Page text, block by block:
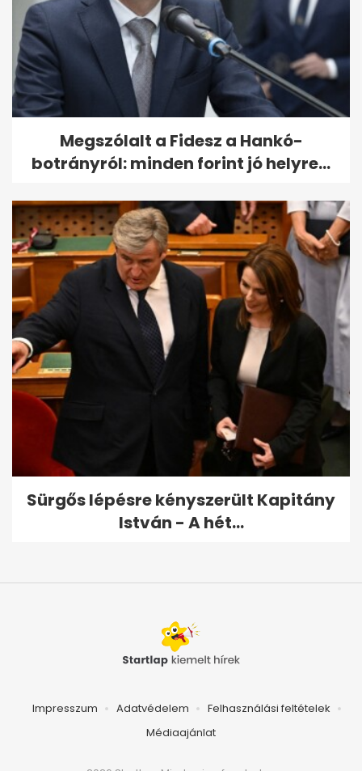
Megszólalt a Fidesz a Hankó-
botrányról: minden forint jó helyre...
Sürgős lépésre kényszerült Kapitány
István - A hét...
Impresszum Adatvédelem
Felhasználási feltételek
Médiaajánlat